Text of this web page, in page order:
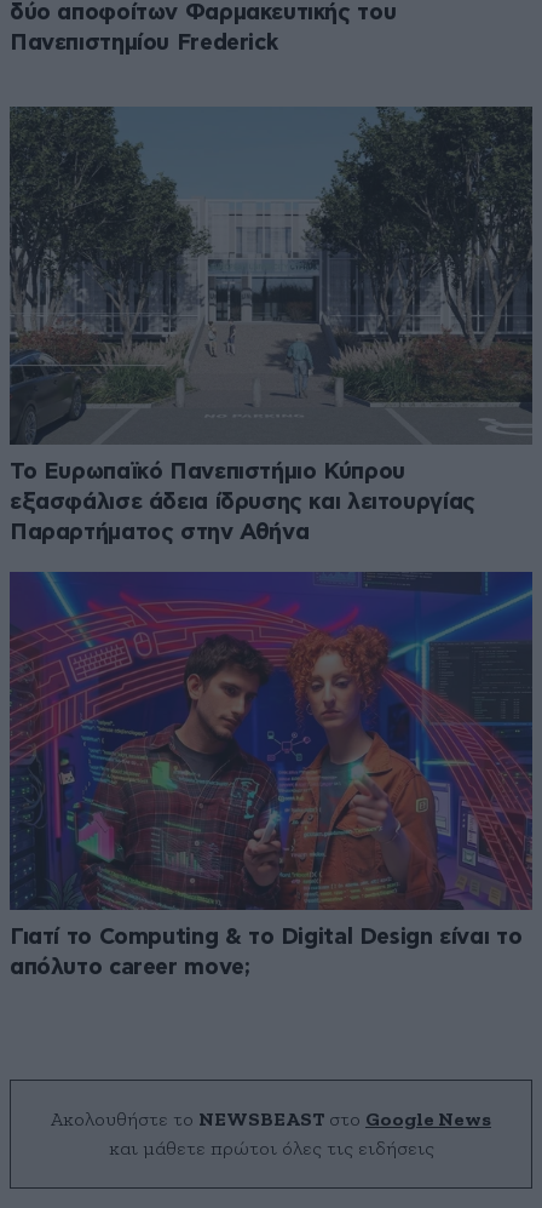
δύο αποφοίτων Φαρμακευτικής του
Πανεπιστημίου Frederick
Το Ευρωπαϊκό Πανεπιστήμιο Κύπρου
εξασφάλισε άδεια ίδρυσης και λειτουργίας
Παραρτήματος στην Αθήνα
Γιατί το Computing & το Digital Design είναι το
απόλυτο career move;
Ακολουθήστε το NEWSBEAST στο Google News
και μάθετε πρώτοι όλες τις ειδήσεις